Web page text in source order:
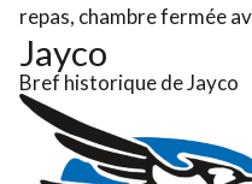
repas, chambre fermée
Jayco
Bref historique de Jayco